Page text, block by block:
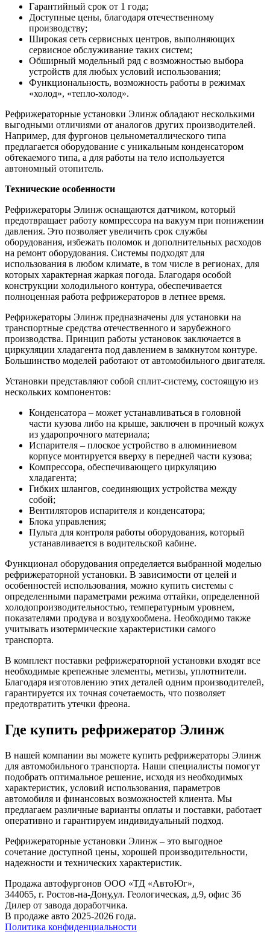
Гарантийный срок от 1 года;
Доступные цены, благодаря отечественному
производству;
Широкая сеть сервисных центров, выполняющих
сервисное обслуживание таких систем;
Обширный модельный ряд с возможностью выбора
устройств для любых условий использования;
Функциональность, возможность работы в режимах
«холод», «тепло-холод».
Рефрижераторные установки Элинж обладают несколькими
выгодными отличиями от аналогов других производителей.
Например, для фургонов цельнометаллического типа
предлагается оборудование с уникальным конденсатором
обтекаемого типа, а для работы на тело используется
автономный отопитель.
Технические особенности
Рефрижераторы Элинж оснащаются датчиком, который
предотвращает работу компрессора на вакуум при понижении
давления. Это позволяет увеличить срок службы
оборудования, избежать поломок и дополнительных расходов
на ремонт оборудования. Системы подходят для
использования в любом климате, в том числе в регионах, для
которых характерная жаркая погода. Благодаря особой
конструкции холодильного контура, обеспечивается
полноценная работа рефрижераторов в летнее время.
Рефрижераторы Элинж предназначены для установки на
транспортные средства отечественного и зарубежного
производства. Принцип работы установок заключается в
циркуляции хладагента под давлением в замкнутом контуре.
Большинство моделей работают от автомобильного двигателя.
Установки представляют собой сплит-систему, состоящую из
нескольких компонентов:
Конденсатора – может устанавливаться в головной
части кузова либо на крыше, заключен в прочный кожух
из ударопрочного материала;
Испарителя – плоское устройство в алюминиевом
корпусе монтируется вверху в передней части кузова;
Компрессора, обеспечивающего циркуляцию
хладагента;
Гибких шлангов, соединяющих устройства между
собой;
Вентиляторов испарителя и конденсатора;
Блока управления;
Пульта для контроля работы оборудования, который
устанавливается в водительской кабине.
Функционал оборудования определяется выбранной моделью
рефрижераторной установки. В зависимости от целей и
особенностей использования, можно купить системы с
определенными параметрами режима оттайки, определенной
холодопроизводительностью, температурным уровнем,
показателями продува и воздухообмена. Необходимо также
учитывать изотермические характеристики самого
транспорта.
В комплект поставки рефрижераторной установки входят все
необходимые крепежные элементы, метизы, уплотнители.
Благодаря изготовлению этих деталей одним производителей,
гарантируется их точная сочетаемость, что позволяет
предотвратить утечки фреона.
Где купить рефрижератор Элинж
В нашей компании вы можете купить рефрижераторы Элинж
для автомобильного транспорта. Наши специалисты помогут
подобрать оптимальное решение, исходя из необходимых
характеристик, условий использования, параметров
автомобиля и финансовых возможностей клиента. Мы
предлагаем различные варианты оплаты и поставки, работает
оперативно и гарантируем индивидуальный подход.
Рефрижераторные установки Элинж – это выгодное
сочетание доступной цены, хорошей производительности,
надежности и технических характеристик.
Продажа автофургонов ООО «ТД «АвтоЮг»,
344065, г. Ростов-на-Дону,ул. Геологическая, д.9, офис 36
Дилер от завода доработчика.
В продаже авто 2025-2026 года.
Политика конфиденциальности